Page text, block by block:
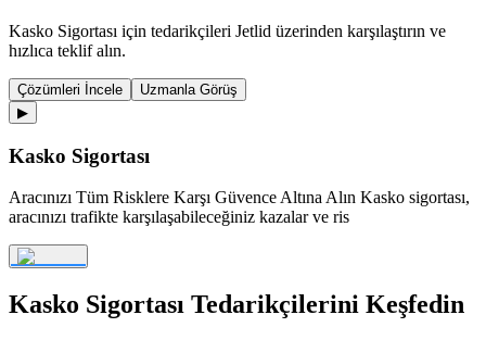
Kasko Sigortası için tedarikçileri Jetlid üzerinden karşılaştırın ve
hızlıca teklif alın.
Çözümleri İncele
Uzmanla Görüş
▶
Kasko Sigortası
Aracınızı Tüm Risklere Karşı Güvence Altına Alın Kasko sigortası,
aracınızı trafikte karşılaşabileceğiniz kazalar ve ris
Kasko Sigortası Tedarikçilerini Keşfedin